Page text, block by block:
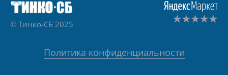
© Тинко-СБ 2025
Политика конфиденциальности